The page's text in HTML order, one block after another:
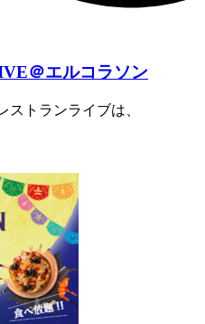
＠エルコラソン
ストランライブは、